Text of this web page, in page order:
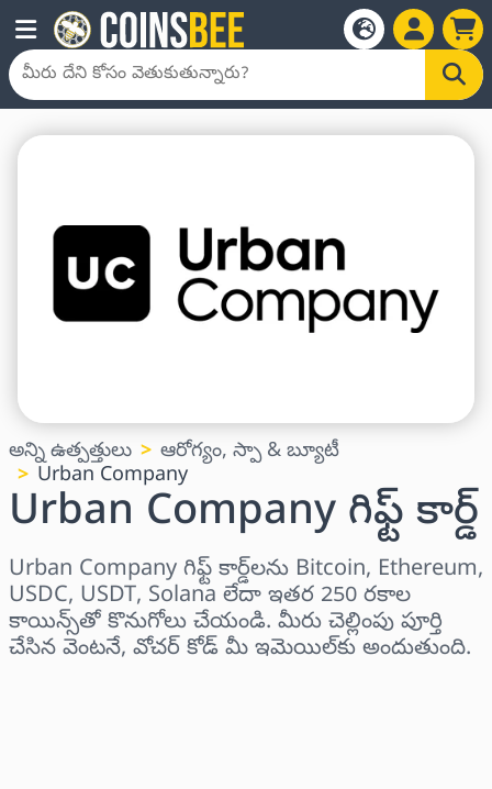
అన్ని ఉత్పత్తులు
ఆరోగ్యం, స్పా & బ్యూటీ
Urban Company
Urban Company గిఫ్ట్ కార్డ్
Urban Company గిఫ్ట్ కార్డ్‌లను Bitcoin, Ethereum,
USDC, USDT, Solana లేదా ఇతర 250 రకాల
కాయిన్స్‌తో కొనుగోలు చేయండి. మీరు చెల్లింపు పూర్తి
చేసిన వెంటనే, వోచర్ కోడ్ మీ ఇమెయిల్‌కు అందుతుంది.